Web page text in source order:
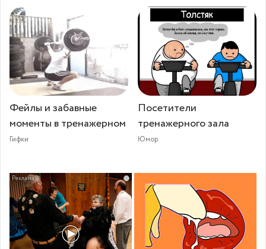
Фейлы и забавные
моменты в тренажерном
Гифки
Посетители
тренажерного зала
Юмор
i